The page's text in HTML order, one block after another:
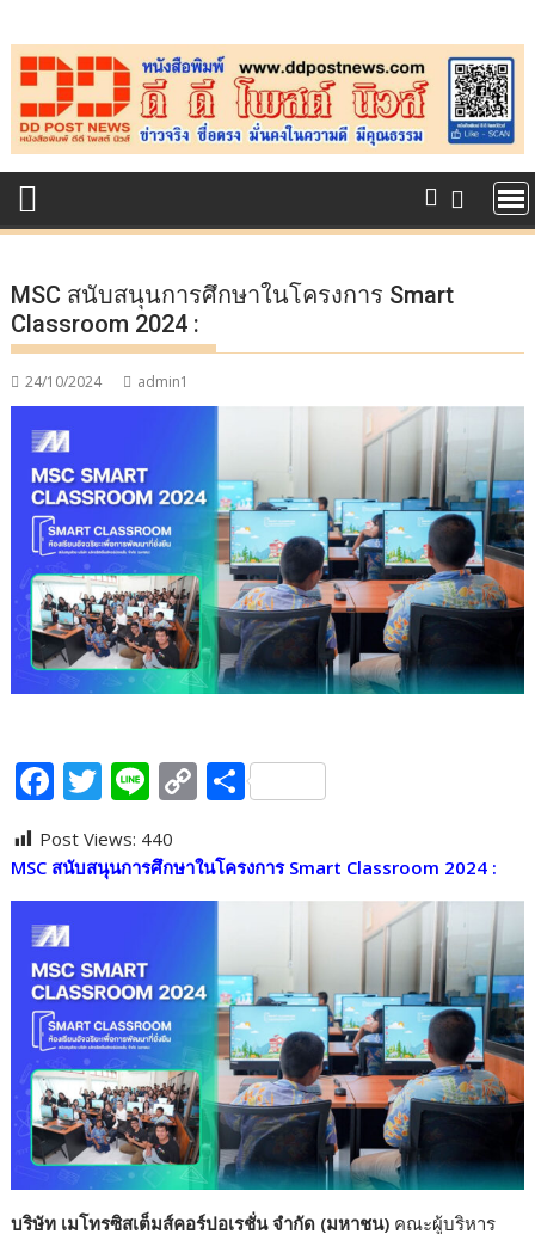
to
content
MSC สนับสนุนการศึกษาในโครงการ Smart
Classroom 2024 :
24/10/2024 admin1
F
e
b
o
o
k
T
itt
er
Li
e
C
p
y
n
k
S
ar
Post Views: 440
MSC สนับสนุนการศึกษาในโครงการSmart Classroom 2024 :
บริษัท เมโทรซิสเต็มส์คอร์ปอเรชั่น จำกัด (มหาชน) คณะผู้บริหาร